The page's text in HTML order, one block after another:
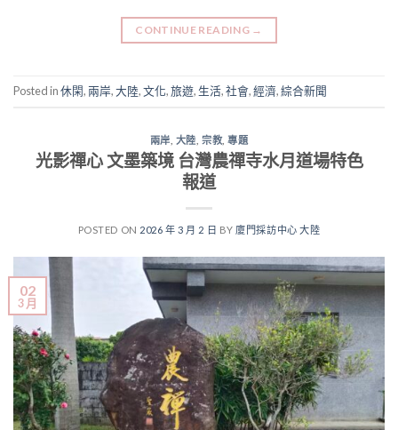
CONTINUE READING →
Posted in休閑,兩岸,大陸,文化,旅遊,生活,社會,經濟,綜合新聞
兩岸 大陸 ,宗教,專題
光影禪心 文墨築境 台灣農禪寺水月道場特色
報道
POSTED ON 2026 年 3 月 2 日 BY 廈門採訪中心 大陸
02
3 月